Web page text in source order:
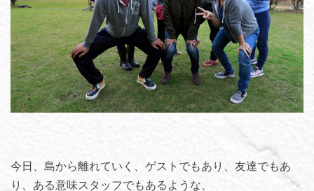
今日、島から離れていく、ゲストでもあり、友達でもあ
り、ある意味スタッフでもあるような、